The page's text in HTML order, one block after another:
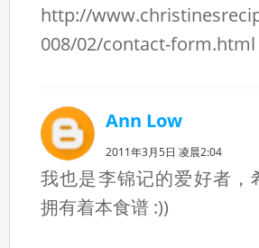
http://
008/02/contact-form.html
Ann Low
2011年3月5日 凌晨2:04
我也是李锦记的爱好者，
拥有着本食谱 :))